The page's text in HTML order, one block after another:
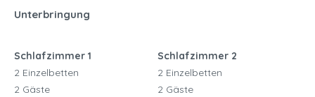
Unterbringung
Schlafzimmer 1
2 Einzelbetten
2 Gäste
Schlafzimmer 2
2 Einzelbetten
2 Gäste